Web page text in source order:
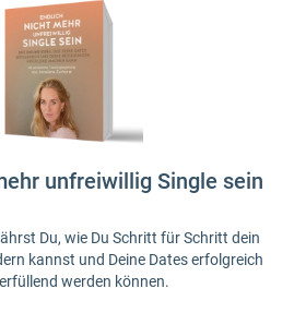
unfreiwillig Single sein
Du, wie Du Schritt für Schritt dein
kannst und Deine Dates erfolgreich
werden können.